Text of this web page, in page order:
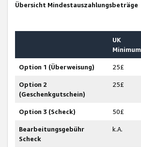
Übersicht Mindestauszahlungsbeträge
UK
Minimum
Option 1 (Überweisung) 25£
Option 2
(Geschenkgutschein)
25£
Option 3 (Scheck) 50£
Bearbeitungsgebühr
Scheck
k.A.